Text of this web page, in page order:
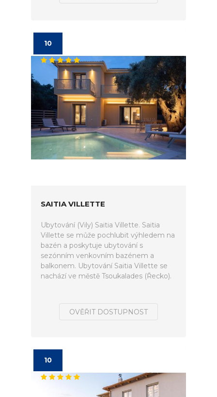
10
SAITIA VILLETTE
Ubytování (Vily) Saitia Villette. Saitia
Villette se může pochlubit výhledem na
bazén a poskytuje ubytování s
sezónním venkovním bazénem a
balkonem. Ubytování Saitia Villette se
nachází ve městě Tsoukalades (Řecko).
OVĚŘIT DOSTUPNOST
10